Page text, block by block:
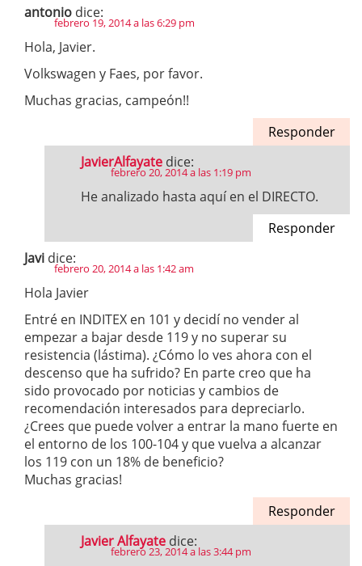
antonio dice:
febrero 19, 2014 a las 6:29 pm
Hola, Javier.
Volkswagen y Faes, por favor.
Muchas gracias, campeón!!
Responder
JavierAlfayate dice:
febrero 20, 2014 a las 1:19 pm
He analizado hasta aquí en el DIRECTO.
Responder
Javi dice:
febrero 20, 2014 a las 1:42 am
Hola Javier
Entré en INDITEX en 101 y decidí no vender al
empezar a bajar desde 119 y no superar su
resistencia (lástima). ¿Cómo lo ves ahora con el
descenso que ha sufrido? En parte creo que ha
sido provocado por noticias y cambios de
recomendación interesados para depreciarlo.
¿Crees que puede volver a entrar la mano fuerte en
el entorno de los 100-104 y que vuelva a alcanzar
los 119 con un 18% de beneficio?
Muchas gracias!
Responder
Javier Alfayate dice:
febrero 23, 2014 a las 3:44 pm